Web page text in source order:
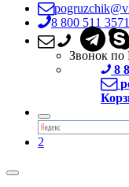
8 800 511 3571
Звонок по
8
2